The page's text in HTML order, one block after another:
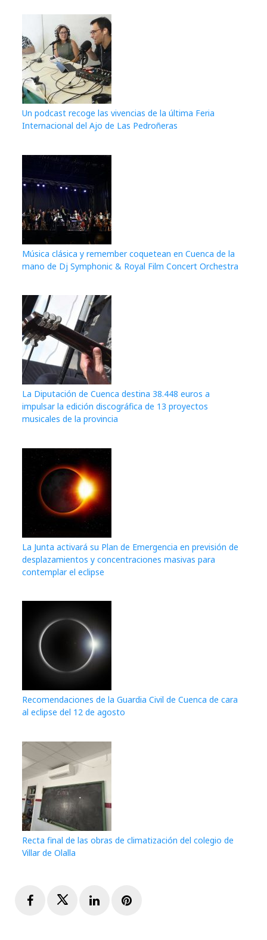
Un podcast recoge las vivencias de la última Feria
Internacional del Ajo de Las Pedroñeras
Música clásica y remember coquetean en Cuenca de la
mano de Dj Symphonic & Royal Film Concert Orchestra
La Diputación de Cuenca destina 38.448 euros a
impulsar la edición discográfica de 13 proyectos
musicales de la provincia
La Junta activará su Plan de Emergencia en previsión de
desplazamientos y concentraciones masivas para
contemplar el eclipse
Recomendaciones de la Guardia Civil de Cuenca de cara
al eclipse del 12 de agosto
Recta final de las obras de climatización del colegio de
Villar de Olalla
FacebookTwitterLinkedInPinterest